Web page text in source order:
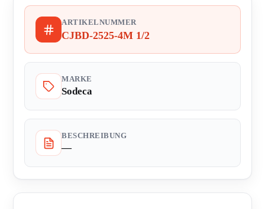
ARTIKELNUMMER
CJBD-2525-4M 1/2
MARKE
Sodeca
BESCHREIBUNG
—